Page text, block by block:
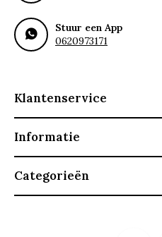
Stuur een App
0620973171
Klantenservice
Informatie
Categorieën